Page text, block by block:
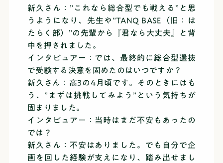
新久さん：”これなら総合型でも戦える”と思
うようになり、先生や”TANQ BASE（旧：は
たらく部）”の先輩から『君なら大丈夫』と背
中を押されました。
インタビュアー：では、最終的に総合型選抜
で受験する決意を固めたのはいつですか？
新久さん：高3の4月頃です。そのときにはも
う、”まずは挑戦してみよう”という気持ちが
固まりました。
インタビュアー：当時はまだ不安もあったの
では？
新久さん：不安はありました。でも自分で企
画を回した経験が支えになり、踏み出せまし